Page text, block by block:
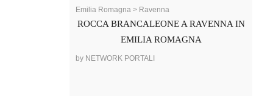
Emilia Romagna > Ravenna
ROCCA BRANCALEONE A RAVENNA IN
EMILIA ROMAGNA
by NETWORK PORTALI